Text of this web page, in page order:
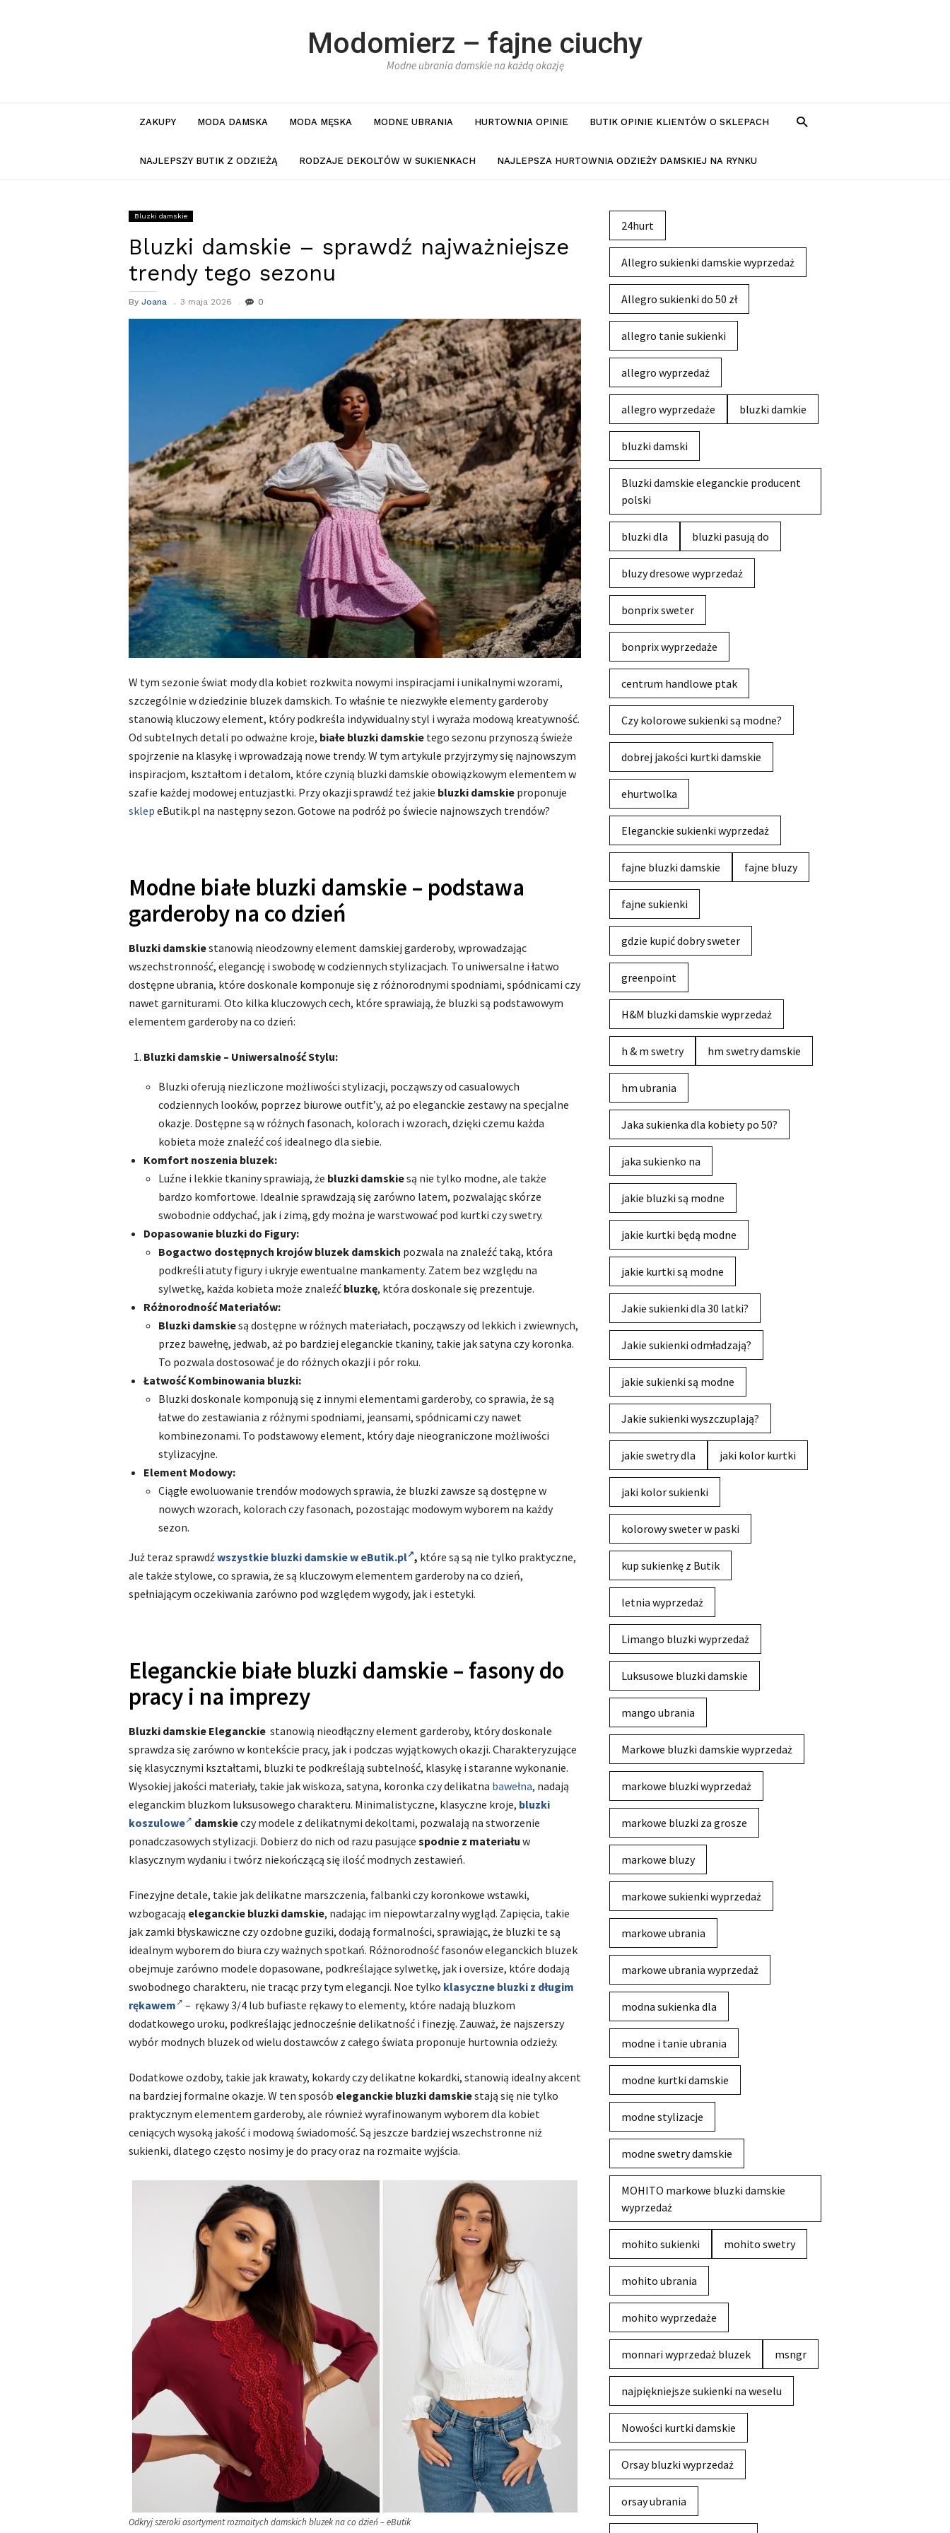
Modomierz – fajne ciuchy
Modne ubrania damskie na każdą okazję
ZAKUPY MODA DAMSKA MODA MĘSKA MODNE UBRANIA HURTOWNIA OPINIE BUTIK OPINIE KLIENTÓW O SKLEPACH
NAJLEPSZY BUTIK Z ODZIEŻĄ RODZAJE DEKOLTÓW W SUKIENKACH NAJLEPSZA HURTOWNIA ODZIEŻY DAMSKIEJ NA RYNKU
Bluzki damskie
Bluzki damskie – sprawdź najważniejsze
trendy tego sezonu
By Joana 3 maja 2026 0
W tym sezonie świat mody dla kobiet rozkwita nowymi inspiracjami i unikalnymi wzorami,
szczególnie w dziedzinie bluzek damskich. To właśnie te niezwykłe elementy garderoby
stanowią kluczowy element, który podkreśla indywidualny styl i wyraża modową kreatywność.
Od subtelnych detali po odważne kroje, białe bluzki damskie tego sezonu przynoszą świeże
spojrzenie na klasykę i wprowadzają nowe trendy. W tym artykule przyjrzymy się najnowszym
inspiracjom, kształtom i detalom, które czynią bluzki damskie obowiązkowym elementem w
szafie każdej modowej entuzjastki. Przy okazji sprawdź też jakie bluzki damskie proponuje
sklep eButik.pl na następny sezon. Gotowe na podróż po świecie najnowszych trendów?
Modne białe bluzki damskie – podstawa
garderoby na co dzień
Bluzki damskiestanowią nieodzowny element damskiej garderoby, wprowadzając
wszechstronność, elegancję i swobodę w codziennych stylizacjach. To uniwersalne i łatwo
dostępne ubrania, które doskonale komponuje się z różnorodnymi spodniami, spódnicami czy
nawet garniturami. Oto kilka kluczowych cech, które sprawiają, że bluzki są podstawowym
elementem garderoby na co dzień:
Bluzki damskie – Uniwersalność Stylu:
Bluzki oferują niezliczone możliwości stylizacji, począwszy od casualowych
codziennych looków, poprzez biurowe outfit’y, aż po eleganckie zestawy na specjalne
okazje. Dostępne są w różnych fasonach, kolorach i wzorach, dzięki czemu każda
kobieta może znaleźć coś idealnego dla siebie.
Komfort noszenia bluzek:
Luźne i lekkie tkaniny sprawiają, że bluzki damskiesą nie tylko modne, ale także
bardzo komfortowe. Idealnie sprawdzają się zarówno latem, pozwalając skórze
swobodnie oddychać, jak i zimą, gdy można je warstwować pod kurtki czy swetry.
Dopasowanie bluzki do Figury:
Bogactwo dostępnych krojów bluzek damskich pozwala na znaleźć taką, która
podkreśli atuty figury i ukryje ewentualne mankamenty. Zatem bez względu na
sylwetkę, każda kobieta może znaleźć bluzkę, która doskonale się prezentuje.
Różnorodność Materiałów:
Bluzki damskiesą dostępne w różnych materiałach, począwszy od lekkich i zwiewnych,
przez bawełnę, jedwab, aż po bardziej eleganckie tkaniny, takie jak satyna czy koronka.
To pozwala dostosować je do różnych okazji i pór roku.
Łatwość Kombinowania bluzki:
Bluzki doskonale komponują się z innymi elementami garderoby, co sprawia, że są
łatwe do zestawiania z różnymi spodniami, jeansami, spódnicami czy nawet
kombinezonami. To podstawowy element, który daje nieograniczone możliwości
stylizacyjne.
Element Modowy:
Ciągłe ewoluowanie trendów modowych sprawia, że bluzki zawsze są dostępne w
nowych wzorach, kolorach czy fasonach, pozostając modowym wyborem na każdy
sezon.
Już teraz sprawdźwszystkie bluzki damskie w eButik.pl , które są są nie tylko praktyczne,
ale także stylowe, co sprawia, że są kluczowym elementem garderoby na co dzień,
spełniającym oczekiwania zarówno pod względem wygody, jak i estetyki.
Eleganckie białe bluzki damskie – fasony do
pracy i na imprezy
Bluzki damskie Eleganckie stanowią nieodłączny element garderoby, który doskonale
sprawdza się zarówno w kontekście pracy, jak i podczas wyjątkowych okazji. Charakteryzujące
się klasycznymi kształtami, bluzki te podkreślają subtelność, klasykę i staranne wykonanie.
Wysokiej jakości materiały, takie jak wiskoza, satyna, koronka czy delikatna bawełna, nadają
eleganckim bluzkom luksusowego charakteru. Minimalistyczne, klasyczne kroje, bluzki
koszulowe
damskieczy modele z delikatnymi dekoltami, pozwalają na stworzenie
ponadczasowych stylizacji. Dobierz do nich od razu pasujące spodnie z materiału w
klasycznym wydaniu i twórz niekończącą się ilość modnych zestawień.
Finezyjne detale, takie jak delikatne marszczenia, falbanki czy koronkowe wstawki,
wzbogacają eleganckie bluzki damskie, nadając im niepowtarzalny wygląd. Zapięcia, takie
jak zamki błyskawiczne czy ozdobne guziki, dodają formalności, sprawiając, że bluzki te są
idealnym wyborem do biura czy ważnych spotkań. Różnorodność fasonów eleganckich bluzek
obejmuje zarówno modele dopasowane, podkreślające sylwetkę, jak i oversize, które dodają
swobodnego charakteru, nie tracąc przy tym elegancji. Noe tylko klasyczne bluzki z długim
rękawem
– rękawy 3/4 lub bufiaste rękawy to elementy, które nadają bluzkom
dodatkowego uroku, podkreślając jednocześnie delikatność i finezję. Zauważ, że najszerszy
wybór modnych bluzek od wielu dostawców z całego świata proponuje hurtownia odzieży.
Dodatkowe ozdoby, takie jak krawaty, kokardy czy delikatne kokardki, stanowią idealny akcent
na bardziej formalne okazje. W ten sposób eleganckie bluzki damskiestają się nie tylko
praktycznym elementem garderoby, ale również wyrafinowanym wyborem dla kobiet
ceniących wysoką jakość i modową świadomość. Są jeszcze bardziej wszechstronne niż
sukienki, dlatego często nosimy je do pracy oraz na rozmaite wyjścia.
Odkryj szeroki asortyment rozmaitych damskich bluzek na co dzień – eButik
24hurt
Allegro sukienki damskie wyprzedaż
Allegro sukienki do 50 zł
allegro tanie sukienki
allegro wyprzedaż
allegro wyprzedaże bluzki damkie
bluzki damski
Bluzki damskie eleganckie producent
polski
bluzki dla bluzki pasują do
bluzy dresowe wyprzedaż
bonprix sweter
bonprix wyprzedaże
centrum handlowe ptak
Czy kolorowe sukienki są modne?
dobrej jakości kurtki damskie
ehurtwolka
Eleganckie sukienki wyprzedaż
fajne bluzki damskie fajne bluzy
fajne sukienki
gdzie kupić dobry sweter
greenpoint
H&M bluzki damskie wyprzedaż
h & m swetry hm swetry damskie
hm ubrania
Jaka sukienka dla kobiety po 50?
jaka sukienko na
jakie bluzki są modne
jakie kurtki będą modne
jakie kurtki są modne
Jakie sukienki dla 30 latki?
Jakie sukienki odmładzają?
jakie sukienki są modne
Jakie sukienki wyszczuplają?
jakie swetry dla jaki kolor kurtki
jaki kolor sukienki
kolorowy sweter w paski
kup sukienkę z Butik
letnia wyprzedaż
Limango bluzki wyprzedaż
Luksusowe bluzki damskie
mango ubrania
Markowe bluzki damskie wyprzedaż
markowe bluzki wyprzedaż
markowe bluzki za grosze
markowe bluzy
markowe sukienki wyprzedaż
markowe ubrania
markowe ubrania wyprzedaż
modna sukienka dla
modne i tanie ubrania
modne kurtki damskie
modne stylizacje
modne swetry damskie
MOHITO markowe bluzki damskie
wyprzedaż
mohito sukienki mohito swetry
mohito ubrania
mohito wyprzedaże
monnari wyprzedaż bluzek msngr
najpiękniejsze sukienki na weselu
Nowości kurtki damskie
Orsay bluzki wyprzedaż
orsay ubrania